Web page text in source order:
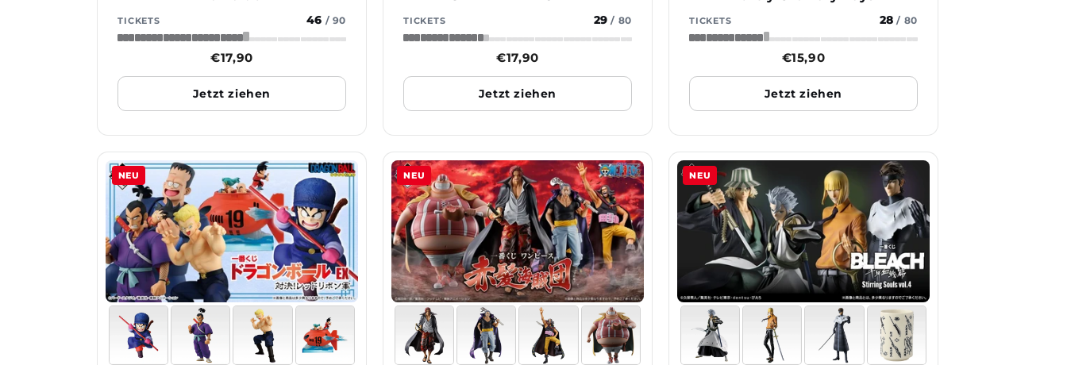
TICKETS 46 / 90
Normaler
Preis
€17,90
Jetzt ziehen
TICKETS 29 / 80
Normaler
Preis
€17,90
Jetzt ziehen
TICKETS 28 / 80
Normaler
Preis
€15,90
Jetzt ziehen
NEU NEU NEU